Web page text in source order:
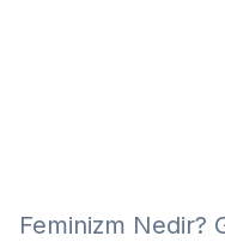
Feminizm Nedir?